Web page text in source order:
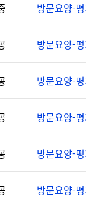
방문요양-
방문요양-
방문요양-
방문요양-
방문요양-
방문요양-